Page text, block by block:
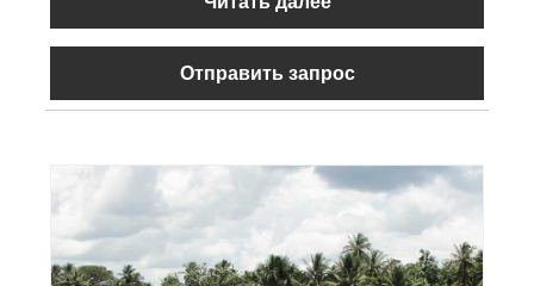
Отправить запрос